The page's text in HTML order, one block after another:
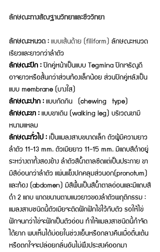
ลักษณะทางสัณฐานวิทยาและชีววิทยา
ลักษณะหนวด : แบบเส้นด้าย (filiform) ลักษณะหนวด
เรียวและยาวกว่าลำตัว
ลักษณะปีก : ปีกคู่หน้าเป็นแบบ Tegmina ปีกเจริญดี
อาจยาวหรือสั้นกว่าส่วนท้องเล็กน้อย ส่วนปีกคู่หลังเป็น
แบบ membrane (บางใส)
ลักษณะปาก : แบบกัดกิน  (chewing  type)
ลักษณะขา : แบบขาเดิน (walking leg) บริเวณขามี
หนามแหลม
ลักษณะทั่วไป : เป็นแมลงสาบขนาดเล็ก ตัวผู้มีความยาว
ลำตัว 11-13 mm. ตัวเมียยาว 11-15 mm. มีแถบสีดำอยู่
ระหว่างตาทั้งสองข้าง ลำตัวสีน้ำตาลซีดแต่เป็นประกาย ขา
มีสีอ่อนกว่าลำตัว แผ่นแข็งปกคลุมส่วนอก(pronotum)
และท้อง (abdomen) มีสีพื้นเป็นสีน้ำตาลอ่อนและมีแถบสี
ดำ 2 แถบ พาดขนานตามแนวยาวของลำตัวพฤติกรรม :
แมลงสาบชนิดนี้ตัวเมียจะติดฝักฟักไข่ไว้กับตัว รอให้ไข่
ฟักจนกว่าไข่จะฟักเป็นตัวอ่อน ทำให้แมลงสาชนิดนี้กำจัด
ได้ยาก พบเห็นได้บ่อยในช่วงเย็นหรือกลางคืนเมื่อตื่นเต้น
หรือตกใจจะปล่อยกลิ่นอันไม่พึงประสงค์ออกมา